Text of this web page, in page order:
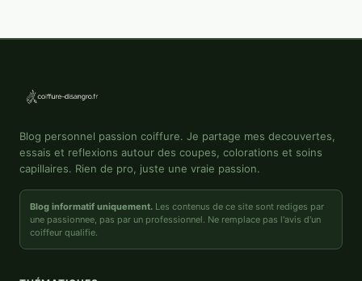
Blog personnel passion coiffure. Je partage mes decouvertes,
essais et reflexions autour des coupes, colorations et soins
capillaires. Rien de pro, juste une vraie passion.
Blog informatif uniquement. Les contenus de ce site sont rediges par
une passionnee, pas par un professionnel. Ne remplace pas l'avis d'un
coiffeur qualifie.